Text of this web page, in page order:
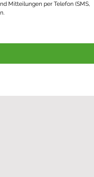
Mitteilungen per Telefon (SMS,